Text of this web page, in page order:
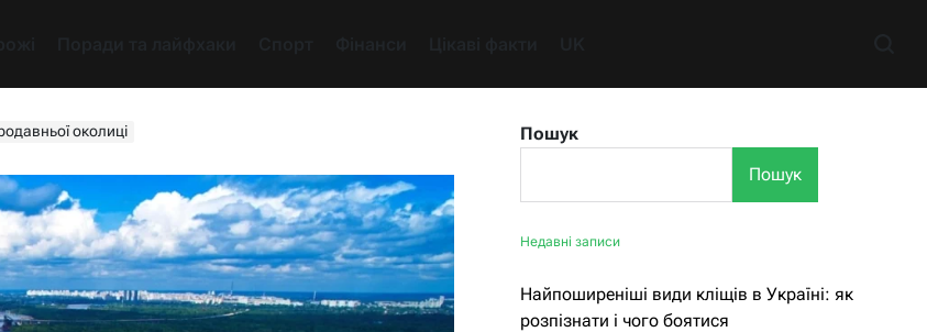
околиці
Пошук
Пошук
Недавні записи
Найпоширеніші види кліщів в Україні: як
розпізнати і чого боятися